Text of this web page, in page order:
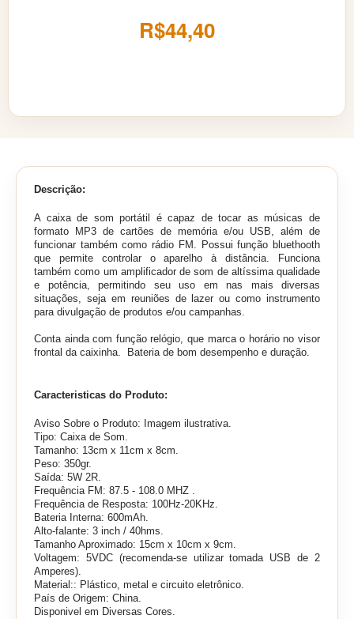
R$44,40
Descrição:
A caixa de som portátil é capaz de tocar as músicas de
formato MP3 de cartões de memória e/ou USB, além de
funcionar também como rádio FM. Possui função bluethooth
que permite controlar o aparelho à distância. Funciona
também como um amplificador de som de altíssima qualidade
e potência, permitindo seu uso em nas mais diversas
situações, seja em reuniões de lazer ou como instrumento
para divulgação de produtos e/ou campanhas.
Conta ainda com função relógio, que marca o horário no visor
frontal da caixinha. Bateria de bom desempenho e duração.
Caracteristicas do Produto:
Aviso Sobre o Produto: Imagem ilustrativa.
Tipo: Caixa de Som.
Tamanho: 13cm x 11cm x 8cm.
Peso: 350gr.
Saída: 5W 2R.
Frequência FM: 87.5 - 108.0 MHZ .
Frequência de Resposta: 100Hz-20KHz.
Bateria Interna: 600mAh.
Alto-falante: 3 inch / 40hms.
Tamanho Aproximado: 15cm x 10cm x 9cm.
Voltagem: 5VDC (recomenda-se utilizar tomada USB de 2
Amperes).
Material:: Plástico, metal e circuito eletrônico.
País de Origem: China.
Disponivel em Diversas Cores.